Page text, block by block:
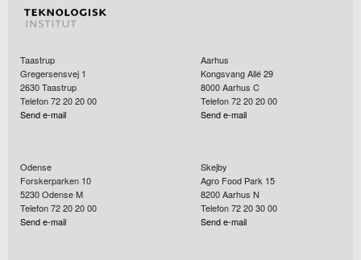
Taastrup
Gregersensvej 1
2630Taastrup
Telefon 72 20 20 00
Send e-mail
Aarhus
Kongsvang Allé 29
8000Aarhus C
Telefon 72 20 20 00
Send e-mail
Odense
Forskerparken 10
5230Odense M
Telefon 72 20 20 00
Send e-mail
Skejby
Agro Food Park 15
8200Aarhus N
Telefon 72 20 30 00
Send e-mail